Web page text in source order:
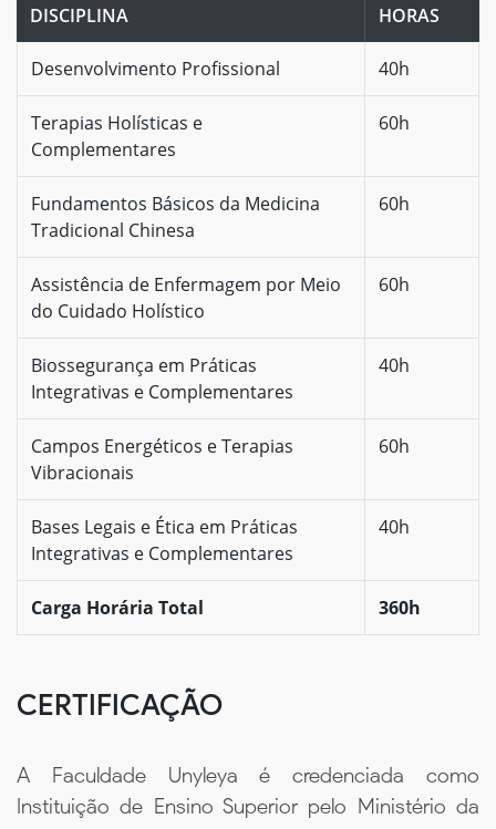
DISCIPLINA HORAS
Desenvolvimento Profissional 40h
Terapias Holísticas e
Complementares
60h
Fundamentos Básicos da Medicina
Tradicional Chinesa
60h
Assistência de Enfermagem por Meio
do Cuidado Holístico
60h
Biossegurança em Práticas
Integrativas e Complementares
40h
Campos Energéticos e Terapias
Vibracionais
60h
Bases Legais e Ética em Práticas
Integrativas e Complementares
40h
Carga Horária Total 360h
CERTIFICAÇÃO
A Faculdade Unyleya é credenciada como
Instituição de Ensino Superior pelo Ministério da